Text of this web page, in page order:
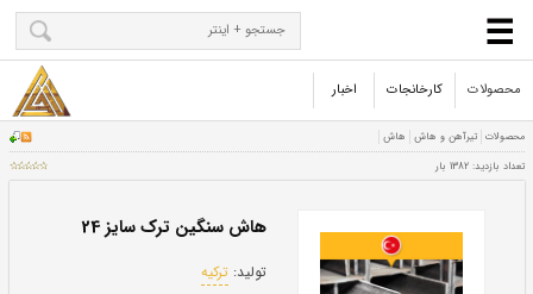
محصولات کارخانجات اخبار